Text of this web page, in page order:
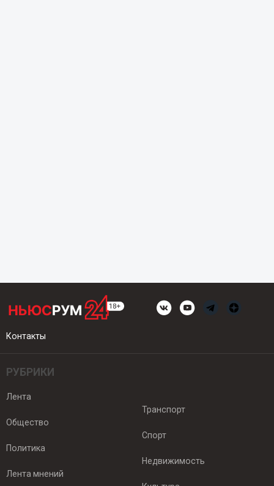
Контакты
РУБРИКИ
Лента
Общество
Политика
Лента мнений
Транспорт
Спорт
Недвижимость